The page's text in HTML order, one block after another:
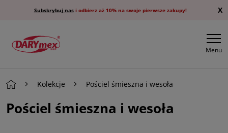
Subskrybuj nasi odbierz aż 10% na swoje pierwsze zakupy! X
Menu
Kolekcje Pościel śmieszna i wesoła
Pościel śmieszna i wesoła